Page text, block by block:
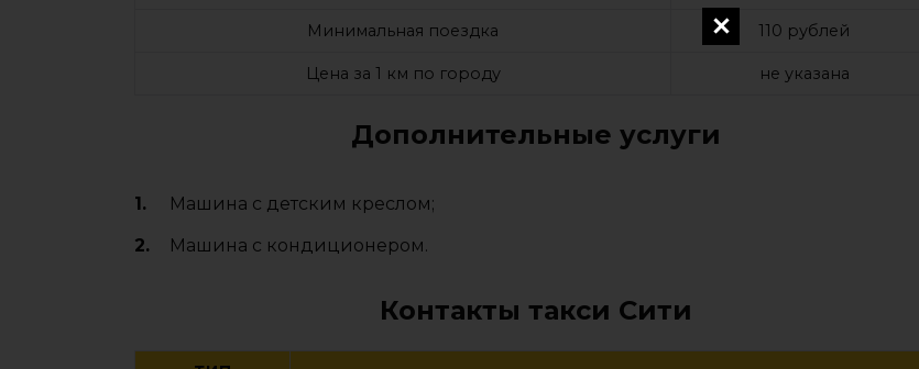
Минимальная поездка 110 рублей
Цена за 1 км по городу не указана
Дополнительные услуги
Машина с детским креслом;
Машина с кондиционером.
Контакты такси Сити